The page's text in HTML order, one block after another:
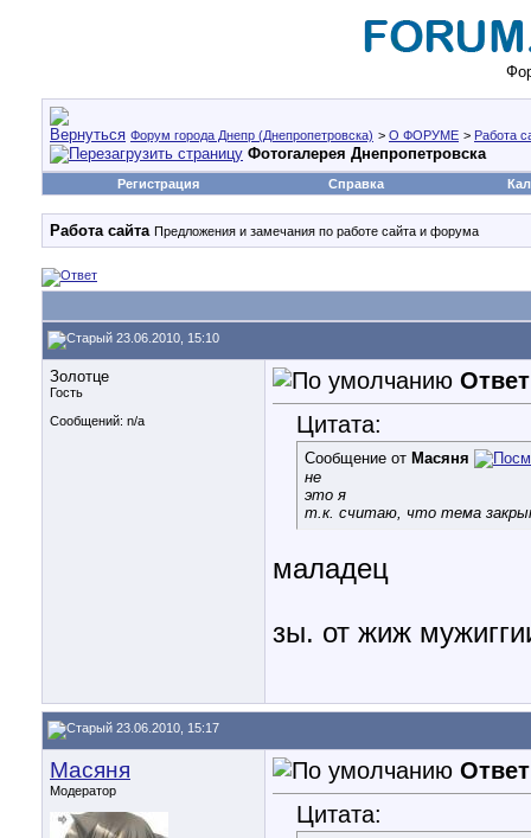
Форум города Днепр (Днепропетровска) > О ФОРУМЕ > Работа
Фотогалерея Днепропетровска
Регистрация Справка
Работа сайта Предложения и замечания по работе сайта и форума
23.06.2010, 15:10
Золотце
Гость
Сообщений: n/a
Цитата:
Сообщение от Масяня
не
это я
т.к. считаю, что тема
маладец
зы. от жиж
23.06.2010, 15:17
Масяня
Модератор
Цитата: